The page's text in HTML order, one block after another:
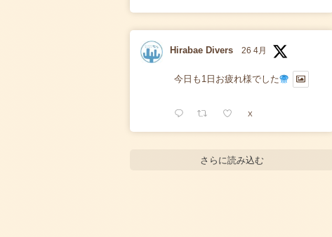
Hirabae Divers 26 4月
今日も1日お疲れ様でした
X
さらに読み込む